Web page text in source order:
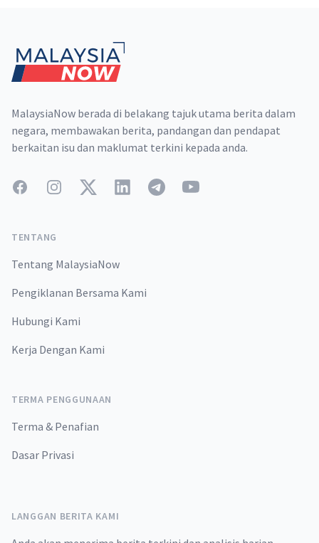
MalaysiaNow berada di belakang tajuk utama berita dalam
negara, membawakan berita, pandangan dan pendapat
berkaitan isu dan maklumat terkini kepada anda.
FacebookInstagramTwitterLinkedInTelegramYouTube
TENTANG
Tentang MalaysiaNow
Pengiklanan Bersama Kami
Hubungi Kami
Kerja Dengan Kami
TERMA PENGGUNAAN
Terma & Penafian
Dasar Privasi
LANGGAN BERITA KAMI